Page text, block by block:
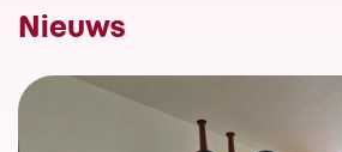
Nieuws